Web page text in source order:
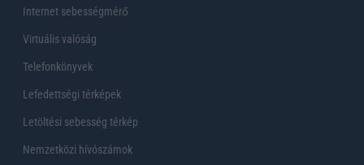
Internet sebességmérő
Virtuális valóság
Telefonkönyvek
Lefedettségi térképek
Letöltési sebesség térkép
Nemzetközi hívószámok